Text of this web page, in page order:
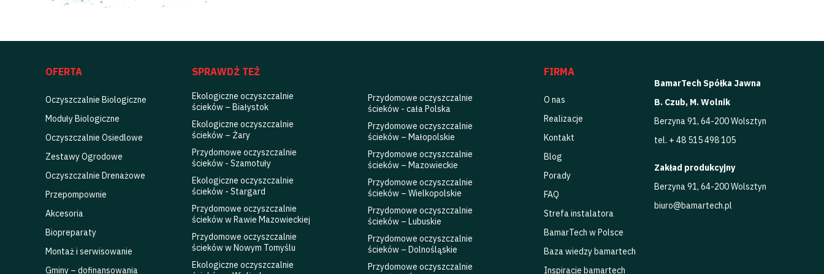
OFERTA
Oczyszczalnie Biologiczne
Moduły Biologiczne
Oczyszczalnie Osiedlowe
Zestawy Ogrodowe
Oczyszczalnie Drenażowe
Przepompownie
Akcesoria
Biopreparaty
Montaż i serwisowanie
Gminy – dofinansowania
SPRAWDŹ TEŻ
Ekologiczne oczyszczalnie
ścieków – Białystok
Ekologiczne oczyszczalnie
ścieków – Żary
Przydomowe oczyszczalnie
ścieków - Szamotuły
Ekologiczne oczyszczalnie
ścieków - Stargard
Przydomowe oczyszczalnie
ścieków w Rawie Mazowieckiej
Przydomowe oczyszczalnie
ścieków w Nowym Tomyślu
Ekologiczne oczyszczalnie
Przydomowe oczyszczalnie
ścieków - cała Polska
Przydomowe oczyszczalnie
ścieków – Małopolskie
Przydomowe oczyszczalnie
ścieków – Mazowieckie
Przydomowe oczyszczalnie
ścieków – Wielkopolskie
Przydomowe oczyszczalnie
ścieków – Lubuskie
Przydomowe oczyszczalnie
ścieków – Dolnośląskie
Przydomowe oczyszczalnie
FIRMA
O nas
Realizacje
Kontakt
Blog
Porady
FAQ
Strefa instalatora
BamarTech w Polsce
Baza wiedzy bamartech
Inspiracje bamartech
BamarTech Spółka Jawna
B. Czub, M. Wolnik
Berzyna 91, 64-200 Wolsztyn
tel. + 48 515 498 105
Zakład produkcyjny
Berzyna 91, 64-200 Wolsztyn
biuro@bamartech.pl